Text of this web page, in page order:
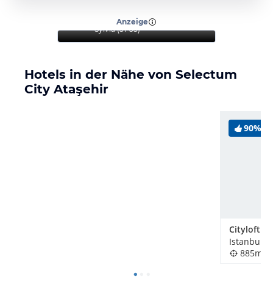
Anzeige
tollem Service.
Sylvia (51-55)
Hotels in der Nähe von Selectum
City Ataşehir
90%
Istanbul,
885m